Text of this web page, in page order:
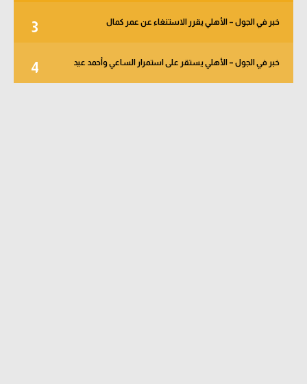
3 خبر في الجول – الأهلي يقرر الاستنغاء عن عمر كمال
4 خبر في الجول – الأهلي يستقر على استمرار الساعي وأحمد عيد